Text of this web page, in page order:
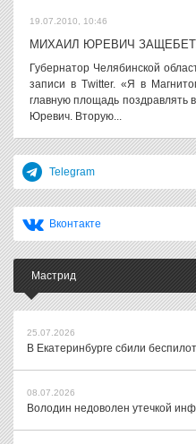
19.07.2010, 10:46
МИХАИЛ ЮРЕВИЧ
Губернатор Челябинской
записи в Тwitter. «Я в
главную площадь поздравлять
Юревич. Вторую...
Telegram
Вконтакте
Мастрид
25.07.2026
В Екатеринбурге сбили
08.07.2026
Володин недоволен утечкой